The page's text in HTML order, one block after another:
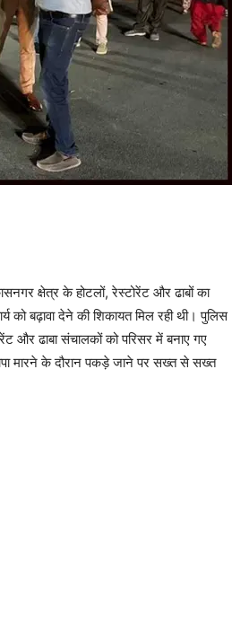
क्षेत्र के होटलों, रेस्टोरेंट और ढाबों का
को बढ़ावा देने की शिकायत मिल रही थी। पुलिस
और ढाबा संचालकों को परिसर में बनाए गए
मारने के दौरान पकड़े जाने पर सख्त से सख्त